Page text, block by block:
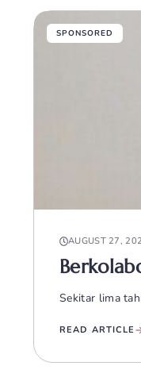
SPONSORED
AUGUST 27,
Sekitar lima
READ ARTICLE